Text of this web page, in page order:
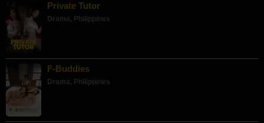
Private Tutor
Drama, Philippines
F-Buddies
Drama, Philippines